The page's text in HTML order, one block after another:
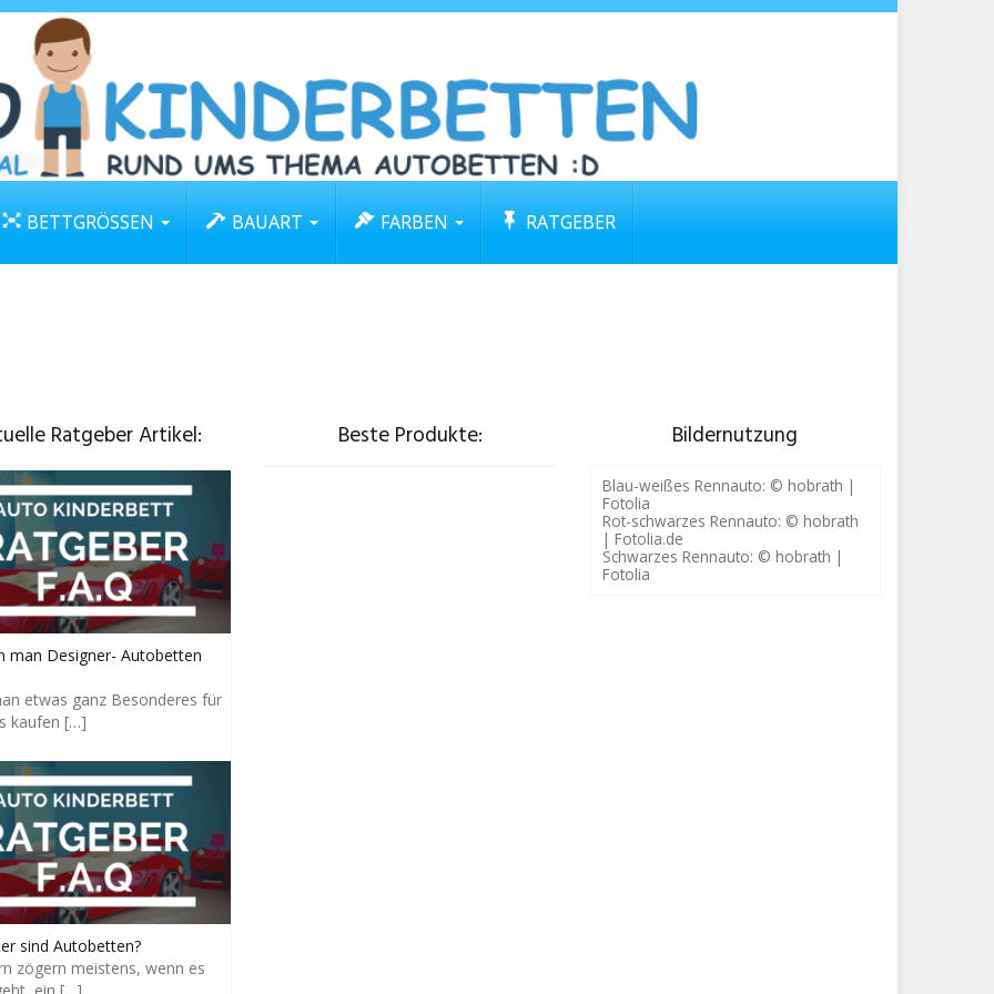
BETTGRÖSSEN BAUART FARBEN RATGEBER
Ratgeber Artikel:
man Designer- Autobetten
etwas ganz Besonderes für
kaufen […]
sind Autobetten?
zögern meistens, wenn es
Beste Produkte: Bildernutzung
Blau-weißes Rennauto: © hobrath |
Fotolia
Rot-schwarzes Rennauto: © hobrath
| Fotolia.de
Schwarzes Rennauto: © hobrath |
Fotolia